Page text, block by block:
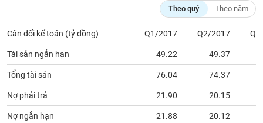
Theo quý Theo năm
Cân đối kế toán (tỷ đồng) Q1/2017 Q2/2017
Tài sản ngắn hạn 49.22 49.37
Tổng tài sản 76.04 74.37
Nợ phải trả 21.90 20.15
Nợ ngắn hạn 21.88 20.12
Công
đầu
tư